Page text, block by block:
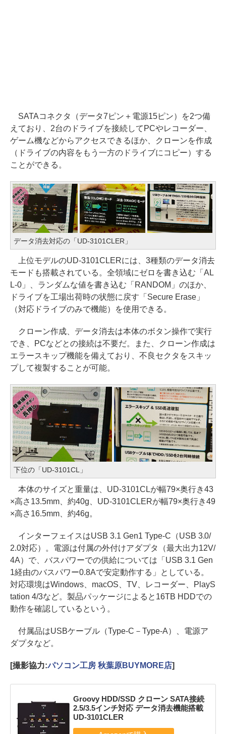
SATAコネクタ（データ7ピン＋電源15ピン）を2つ備
えており、2台のドライブを接続してPCやレコーダー、
ゲーム機などからアクセスできるほか、クローンを作成
（ドライブの内容をもう一方のドライブにコピー）する
ことができる。
データ消去対応の「UD-3101CLER」
上位モデルのUD-3101CLERには、3種類のデータ消去
モードも搭載されている。全領域にゼロを書き込む「AL
L-0」、ランダムな値を書き込む「RANDOM」のほか、
ドライブを工場出荷時の状態に戻す「Secure Erase」
（対応ドライブのみで機能）を使用できる。
クローン作成、データ消去は本体のボタン操作で実行
でき、PCなどとの接続は不要だ。また、クローン作成は
エラースキップ機能を備えており、不良セクタをスキッ
プして複製することが可能。
下位の「UD-3101CL」
本体のサイズと重量は、UD-3101CLが幅79×奥行き43
×高さ13.5mm、約40g、UD-3101CLERが幅79×奥行き49
×高さ16.5mm、約46g。
インターフェイスはUSB 3.1 Gen1 Type-C（USB 3.0/
2.0対応）。電源は付属の外付けアダプタ（最大出力12V/
4A）で、バスパワーでの供給については「USB 3.1 Gen
1経由のバスパワー0.8Aで安定動作する」としている。
対応環境はWindows、macOS、TV、レコーダー、PlayS
tation 4/3など。製品パッケージによると16TB HDDでの
動作を確認しているという。
付属品はUSBケーブル（Type-C－Type-A）、電源ア
ダプタなど。
[撮影協力:パソコン工房 秋葉原BUYMORE店]
Groovy HDD/SSD クローン SATA接続
2.5/3.5インチ対応 データ消去機能搭載
UD-3101CLER